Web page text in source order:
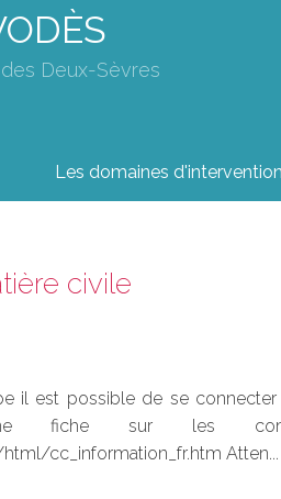
Deux-Sèvres
Les domaines d'intervention
civile
il est possible de se
une fiche sur les
cc_information_fr.htm Atten...